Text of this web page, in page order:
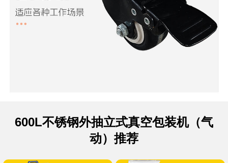
600L不锈钢外抽立式真空包装机（气
动）推荐